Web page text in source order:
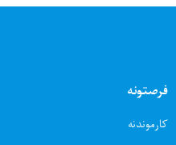
فرصتونه
کارموندنه